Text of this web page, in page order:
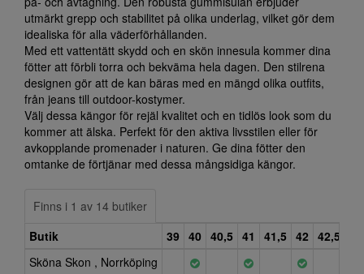
utmärkt grepp och stabilitet på olika underlag, vilket gör dem
idealiska för alla väderförhållanden.
Med ett vattentätt skydd och en skön innesula kommer dina
fötter att förbli torra och bekväma hela dagen. Den stilrena
designen gör att de kan bäras med en mängd olika outfits,
från jeans till outdoor-kostymer.
Välj dessa kängor för rejäl kvalitet och en tidlös look som du
kommer att älska. Perfekt för den aktiva livsstilen eller för
avkopplande promenader i naturen. Ge dina fötter den
omtanke de förtjänar med dessa mångsidiga kängor.
Finns i 1 av 14 butiker
Butik
39 40 40,5 41 41,5 42 42,5
Sköna Skon , Norrköping